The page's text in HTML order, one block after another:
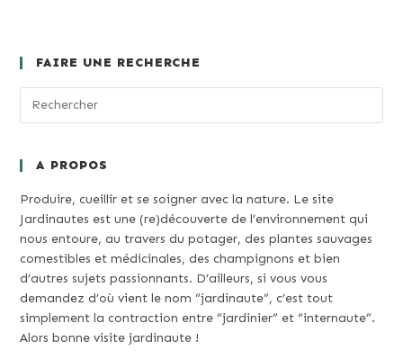
FAIRE UNE RECHERCHE
A PROPOS
Produire, cueillir et se soigner avec la nature. Le site
Jardinautes est une (re)découverte de l’environnement qui
nous entoure, au travers du potager, des plantes sauvages
comestibles et médicinales, des champignons et bien
d’autres sujets passionnants. D’ailleurs, si vous vous
demandez d’où vient le nom “jardinaute”, c’est tout
simplement la contraction entre “jardinier” et “internaute”.
Alors bonne visite jardinaute !